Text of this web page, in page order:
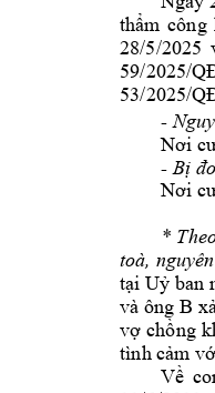
thẩm công
28/5/2025
59/2025/Q
53/2025/
-
Nơi
- Bị
Nơi
*
toà, nguyê
tại Uỷ ban
và ông B
vợ chồng
tình cảm
Về